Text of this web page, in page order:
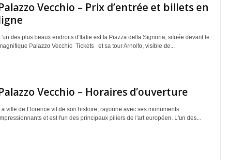
Vecchio – Prix d’entrée et billets en
des plus beaux endroits d'Italie est la Piazza della Signoria, située devant le
Palazzo Vecchio Tickets et sa tour Arnolfo, visible de...
Vecchio – Horaires d’ouverture
ville de Florence vit de son histoire, rayonne avec ses monuments
et est l'un des principaux piliers de l'art européen. L'un des...